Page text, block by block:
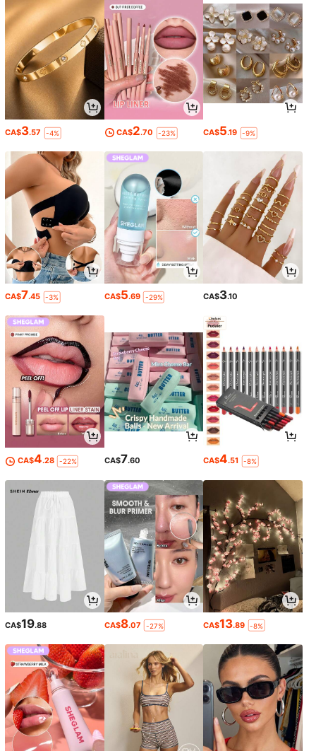
CA$3.57 -4% CA$2.70 -23% CA$5.19 -9%
CA$7.45 -3% CA$5.69 -29% CA$3.10
CA$4.28 -22% CA$7.60 CA$4.51 -8%
CA$19.88 CA$8.07 -27% CA$13.89 -8%